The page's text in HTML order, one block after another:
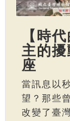
【時
主的
座
當訊息以
望？那些
改變了臺